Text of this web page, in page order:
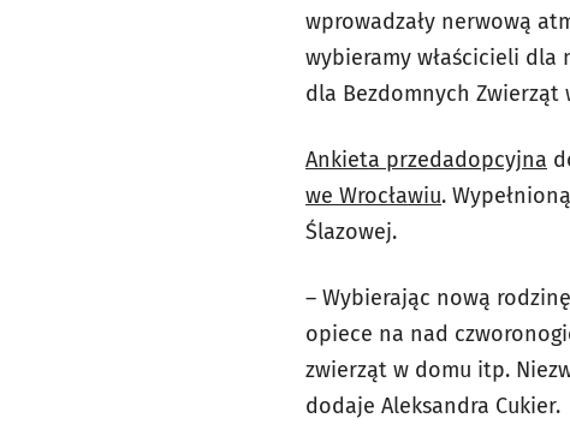
wprowadzały nerwową
wybieramy właścicieli dla
dla Bezdomnych Zwierząt
Ankieta przedadopcyjna
we Wrocławiu.
Ślazowej.
– Wybierając nową
opiece na nad
zwierząt w domu itp.
dodaje Aleksandra Cukier.